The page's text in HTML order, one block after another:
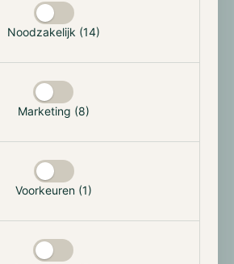
Noodzakelijk (14)
Marketing (8)
Voorkeuren (1)
hetzelfde concept.)